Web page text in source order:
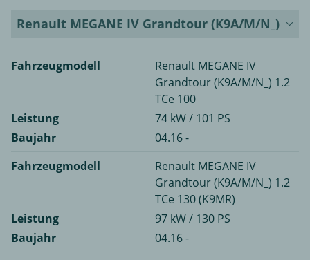
Renault MEGANE IV Grandtour (K9A/M/N_)
Fahrzeugmodell
Renault MEGANE IV
Grandtour (K9A/M/N_) 1.2
TCe 100
Leistung
74 kW / 101 PS
Baujahr
04.16 -
Fahrzeugmodell
Renault MEGANE IV
Grandtour (K9A/M/N_) 1.2
TCe 130 (K9MR)
Leistung
97 kW / 130 PS
Baujahr
04.16 -